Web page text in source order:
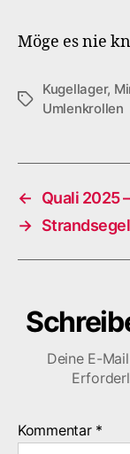
Möge es nie
Schlagwörter
Kugellager,
Umlenkrollen
←
Quali 2025
→
Deine E-
Kommentar *